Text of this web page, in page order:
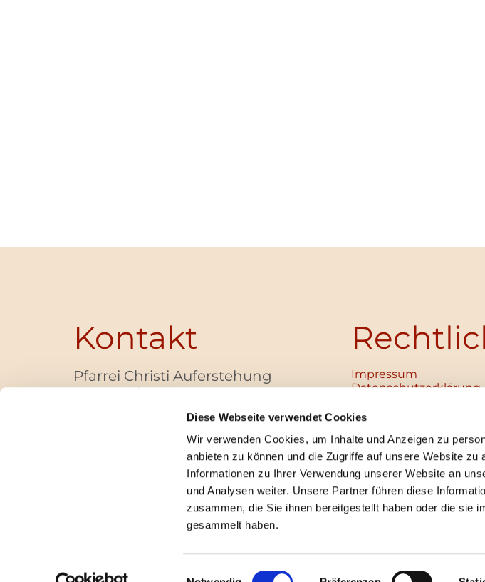
Diese Webseite verwendet Cookies
Wir verwenden Cookies, um Inhalte und Anzeigen zu
anbieten zu können und die Zugriffe auf unsere Website zu
Informationen zu Ihrer Verwendung unserer Website an
und Analysen weiter. Unsere Partner führen diese
zusammen, die Sie ihnen bereitgestellt haben oder die sie
gesammelt haben.
Einwilligungsauswahl
Kontakt
Pfarrei Christi Auferstehung
Bayernallee 28
+49 (0)30 / 30 00 03 -40
pfarrbuero@christi-auferstehung.net
IBAN DE62 3706 0193 6006 9310 04
Impressum
Datenschutz­erklärung
Institutionelles
Unabhängige
Digitales
Impressum